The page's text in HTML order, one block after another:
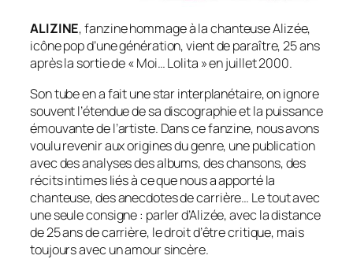
ALIZINE, fanzine hommage à la chanteuse Alizée,
icône pop d’une génération, vient de paraître, 25 ans
après la sortie de « Moi… Lolita » en juillet 2000.
Son tube en a fait une star interplanétaire, on ignore
souvent l’étendue de sa discographie et la puissance
émouvante de l’artiste. Dans ce fanzine, nous avons
voulu revenir aux origines du genre, une publication
avec des analyses des albums, des chansons, des
récits intimes liés à ce que nous a apporté la
chanteuse, des anecdotes de carrière… Le tout avec
une seule consigne : parler d’Alizée, avec la distance
de 25 ans de carrière, le droit d’être critique, mais
toujours avec un amour sincère.